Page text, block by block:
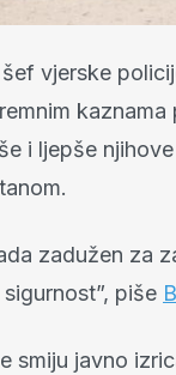
vjerske
i ljepše
zadužen za
piše
smiju javno